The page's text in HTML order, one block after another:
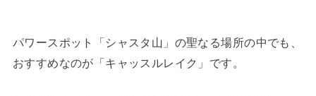
パワースポット「シャスタ山」の聖なる場所の中でも、
おすすめなのが「キャッスルレイク」です。